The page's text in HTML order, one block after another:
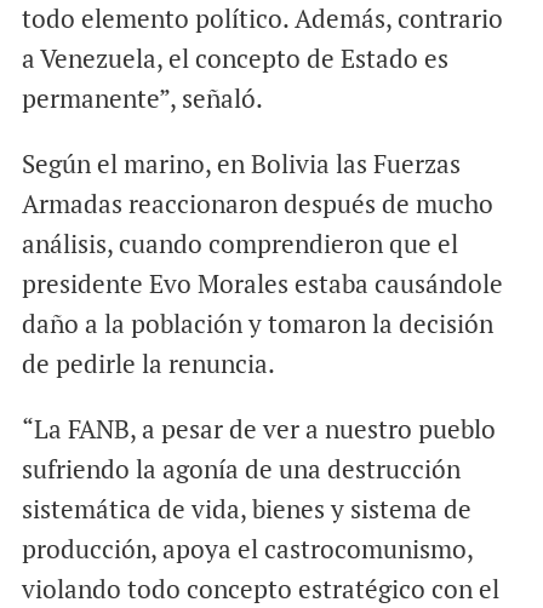
todo elemento político. Además, contrario
a Venezuela, el concepto de Estado es
permanente”, señaló.
Según el marino, en Bolivia las Fuerzas
Armadas reaccionaron después de mucho
análisis, cuando comprendieron que el
presidente Evo Morales estaba causándole
daño a la población y tomaron la decisión
de pedirle la renuncia.
“La FANB, a pesar de ver a nuestro pueblo
sufriendo la agonía de una destrucción
sistemática de vida, bienes y sistema de
producción, apoya el castrocomunismo,
violando todo concepto estratégico con el